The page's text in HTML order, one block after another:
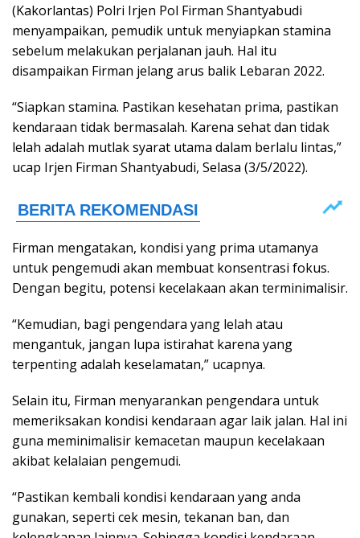
(Kakorlantas) Polri Irjen Pol Firman Shantyabudi
menyampaikan, pemudik untuk menyiapkan stamina
sebelum melakukan perjalanan jauh. Hal itu
disampaikan Firman jelang arus balik Lebaran 2022.
“Siapkan stamina. Pastikan kesehatan prima, pastikan
kendaraan tidak bermasalah. Karena sehat dan tidak
lelah adalah mutlak syarat utama dalam berlalu lintas,”
ucap Irjen Firman Shantyabudi, Selasa (3/5/2022).
Firman mengatakan, kondisi yang prima utamanya
untuk pengemudi akan membuat konsentrasi fokus.
Dengan begitu, potensi kecelakaan akan terminimalisir.
“Kemudian, bagi pengendara yang lelah atau
mengantuk, jangan lupa istirahat karena yang
terpenting adalah keselamatan,” ucapnya.
Selain itu, Firman menyarankan pengendara untuk
memeriksakan kondisi kendaraan agar laik jalan. Hal ini
guna meminimalisir kemacetan maupun kecelakaan
akibat kelalaian pengemudi.
“Pastikan kembali kondisi kendaraan yang anda
gunakan, seperti cek mesin, tekanan ban, dan